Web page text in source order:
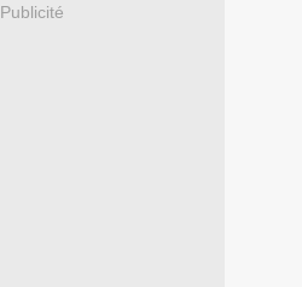
Publicité